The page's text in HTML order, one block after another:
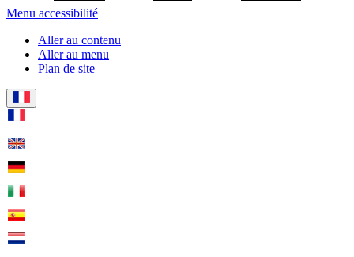
Menu accessibilité
Aller au contenu
Aller au menu
Plan de site